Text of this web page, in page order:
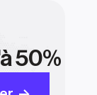
50%